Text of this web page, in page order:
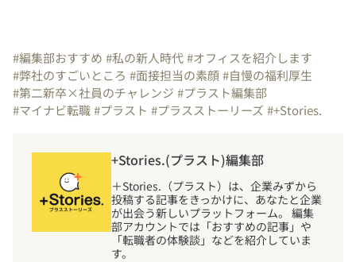
#編集部おすすめ #私の新人時代#オフィスを紹介します
#弊社のすごいところ #面接担当の素顔#自慢の福利厚生
#第二新卒×社員のチャレンジ #プラスト編集部
#マイナビ転職#プラスト #プラスストーリーズ #+Stories.
+Stories.(プラスト)編集部
＋Stories.（プラスト）は、企業みずから
投稿する記事をきっかけに、あなたと企業
が出会う新しいプラットフォーム。 編集
部アカウントでは「おすすめの記事」や
「転職者の体験談」などを紹介していま
す。